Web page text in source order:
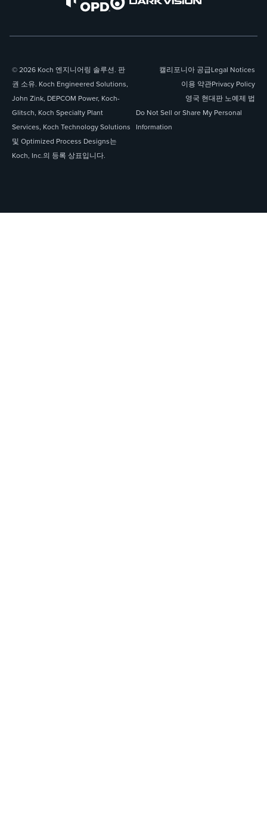
© 2026 Koch 엔지니어링 솔루션. 판
권 소유. Koch Engineered Solutions,
John Zink, DEPCOM Power, Koch-
Glitsch, Koch Specialty Plant
Services, Koch Technology Solutions
및 Optimized Process Designs는
Koch, Inc.의 등록 상표입니다.
캘리포니아 공급Legal Notices
이용 약관Privacy Policy
영국 현대판 노예제 법
Do Not Sell or Share My Personal
Information